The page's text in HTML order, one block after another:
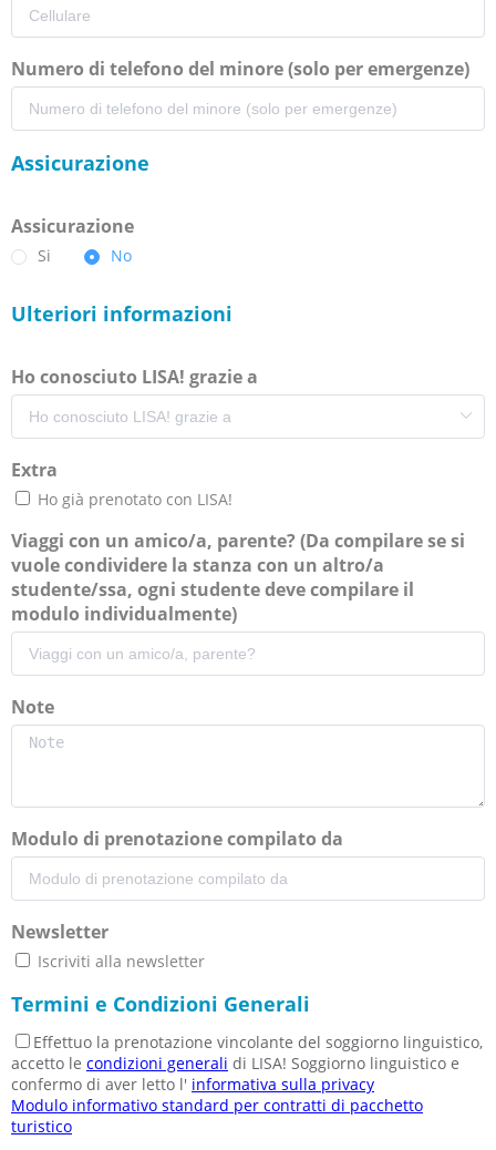
Numero di telefono del minore (solo per emergenze)
Assicurazione
Assicurazione
Si No
Ulteriori informazioni
Ho conosciuto LISA! grazie a
Extra
Ho già prenotato con LISA!
Viaggi con un amico/a, parente? (Da compilare se si
vuole condividere la stanza con un altro/a
studente/ssa, ogni studente deve compilare il
modulo individualmente)
Note
Modulo di prenotazione compilato da
Newsletter
Iscriviti alla newsletter
Termini e Condizioni Generali
Effettuo la prenotazione vincolante del soggiorno linguistico,
accetto le condizioni generali di LISA! Soggiorno linguistico e
confermo di aver letto l' informativa sulla privacy
Modulo informativo standard per contratti di pacchetto
turistico